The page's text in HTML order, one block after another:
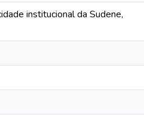
institucional da Sudene,